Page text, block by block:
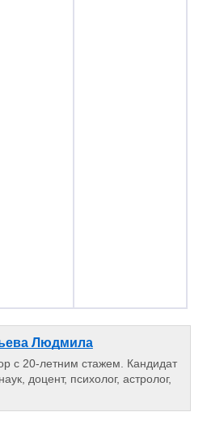
Людмила
с 20-летним стажем. Кандидат
доцент, психолог, астролог,